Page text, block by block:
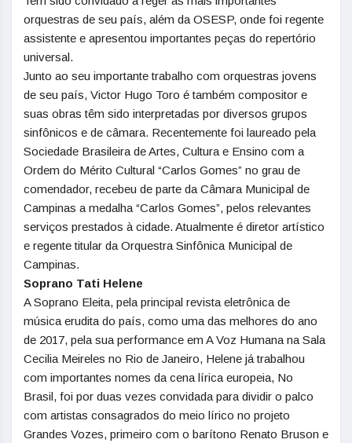
orquestras de seu país, além da OSESP, onde foi regente
assistente e apresentou importantes peças do repertório
universal.
Junto ao seu importante trabalho com orquestras jovens
de seu país, Victor Hugo Toro é também compositor e
suas obras têm sido interpretadas por diversos grupos
sinfônicos e de câmara. Recentemente foi laureado pela
Sociedade Brasileira de Artes, Cultura e Ensino com a
Ordem do Mérito Cultural “Carlos Gomes” no grau de
comendador, recebeu de parte da Câmara Municipal de
Campinas a medalha “Carlos Gomes”, pelos relevantes
serviços prestados à cidade. Atualmente é diretor artístico
e regente titular da Orquestra Sinfônica Municipal de
Campinas.
Soprano Tati Helene
A Soprano Eleita, pela principal revista eletrônica de
música erudita do país, como uma das melhores do ano
de 2017, pela sua performance em A Voz Humana na Sala
Cecilia Meireles no Rio de Janeiro, Helene já trabalhou
com importantes nomes da cena lírica europeia, No
Brasil, foi por duas vezes convidada para dividir o palco
com artistas consagrados do meio lírico no projeto
Grandes Vozes, primeiro com o barítono Renato Bruson e